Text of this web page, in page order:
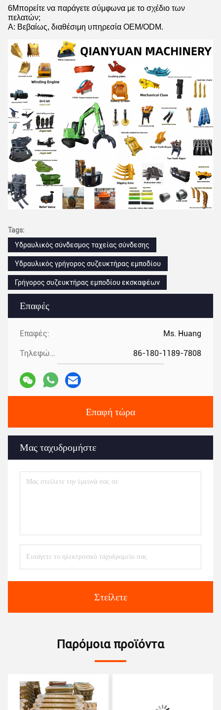
Επαφές
Επαφές: Ms. Huang
Τηλεφώνημα: 86-180-1189-7808
Επαφή τώρα
Μας ταχυδρομήστε
Στείλετε
6Μπορείτε να παράγετε σύμφωνα με το σχέδιο των
πελατών;
Α: Βεβαίως, διαθέσιμη υπηρεσία OEM/ODM.
Tags:
Υδραυλικός σύνδεσμος ταχείας σύνδεσης
Υδραυλικός γρήγορος συζευκτήρας εμποδίου
Γρήγορος συζευκτήρας εμποδίου εκσκαφέων
Παρόμοια προϊόντα